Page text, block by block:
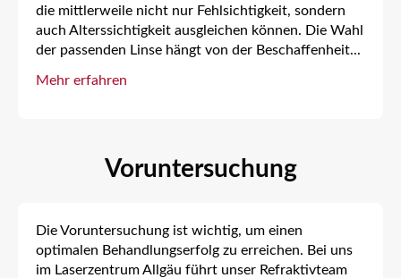
die mittlerweile nicht nur Fehlsichtigkeit, sondern
auch Alterssichtigkeit ausgleichen können. Die Wahl
der passenden Linse hängt von der Beschaffenheit...
Mehr erfahren
Voruntersuchung
Die Voruntersuchung ist wichtig, um einen
optimalen Behandlungserfolg zu erreichen. Bei uns
im Laserzentrum Allgäu führt unser Refraktivteam